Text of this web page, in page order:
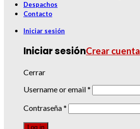
Despachos
Contacto
Iniciar sesión
Iniciar sesiónCrear cuenta
Cerrar
Username or email*
Contraseña*
Log in